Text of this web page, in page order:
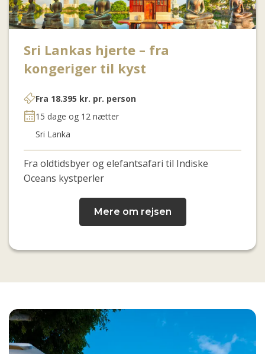
Sri Lankas hjerte – fra
kongeriger til kyst
Fra 18.395 kr. pr. person
15 dage og 12 nætter
Sri Lanka
Fra oldtidsbyer og elefantsafari til Indiske
Oceans kystperler
Mere om rejsen